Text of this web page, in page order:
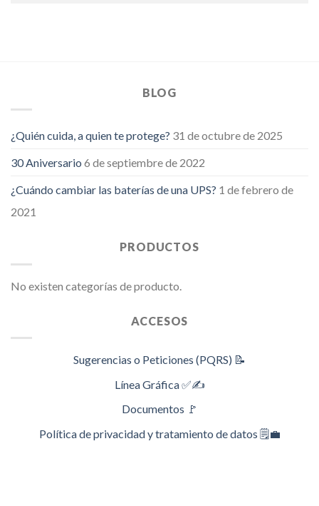
BLOG
¿Quién cuida, a quien te protege? 31 de octubre de 2025
30 Aniversario 6 de septiembre de 2022
¿Cuándo cambiar las baterías de una UPS? 1 de febrero de
2021
PRODUCTOS
No existen categorías de producto.
ACCESOS
Sugerencias o Peticiones (PQRS) 📝
Línea Gráfica ✅✍️
Documentos 🚩
Política de privacidad y tratamiento de datos 🗒️💼